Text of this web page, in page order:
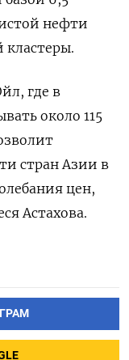
нефти
кластеры.
где в
около 115
стран Азии в
цен,
Астахова.